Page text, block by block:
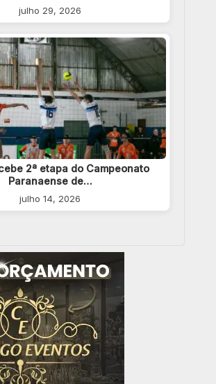
julho 29, 2026
2ª etapa do Campeonato
Paranaense de…
julho 14, 2026